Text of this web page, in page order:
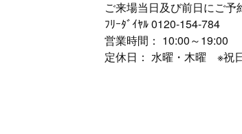
ご来場当日及び前日にご予
ﾌﾘｰﾀﾞｲﾔﾙ0120-154-784
営業時間： 10:00～19:00
定休日： 水曜・木曜 ※祝